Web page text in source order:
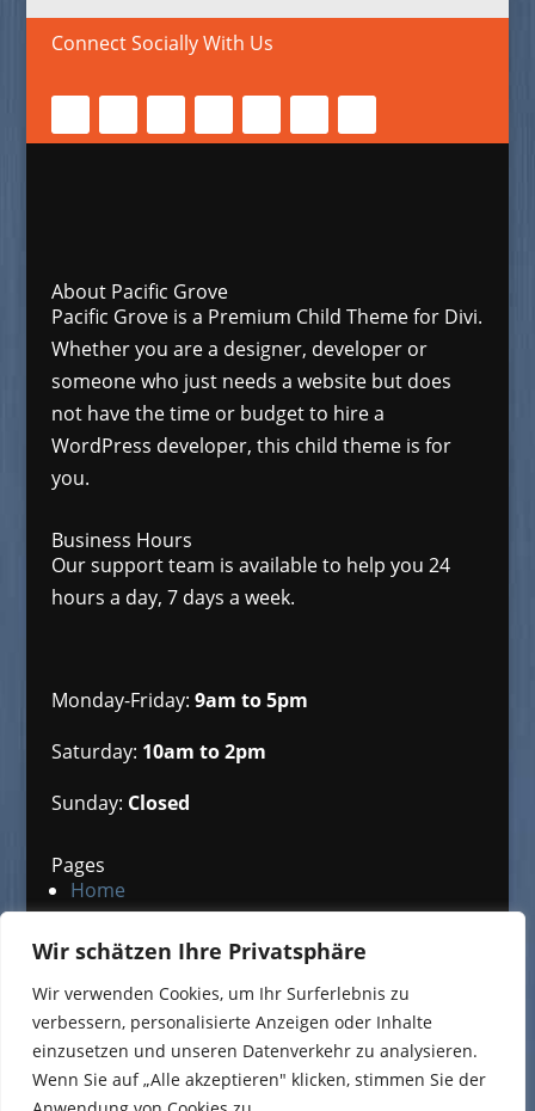
Wir schätzen Ihre Privatsphäre
Wir verwenden Cookies, um Ihr Surferlebnis zu
verbessern, personalisierte Anzeigen oder Inhalte
einzusetzen und unseren Datenverkehr zu analysieren.
Wenn Sie auf „Alle akzeptieren" klicken, stimmen Sie der
Connect Socially With Us
About Pacific Grove
Pacific Grove is a Premium Child Theme for Divi.
Whether you are a designer, developer or
someone who just needs a website but does
not have the time or budget to hire a
WordPress developer, this child theme is for
you.
Business Hours
Our support team is available to help you 24
hours a day, 7 days a week.
Monday-Friday: 9am to 5pm
Saturday: 10am to 2pm
Sunday: Closed
Pages
Home
Portfolio
Contact Us